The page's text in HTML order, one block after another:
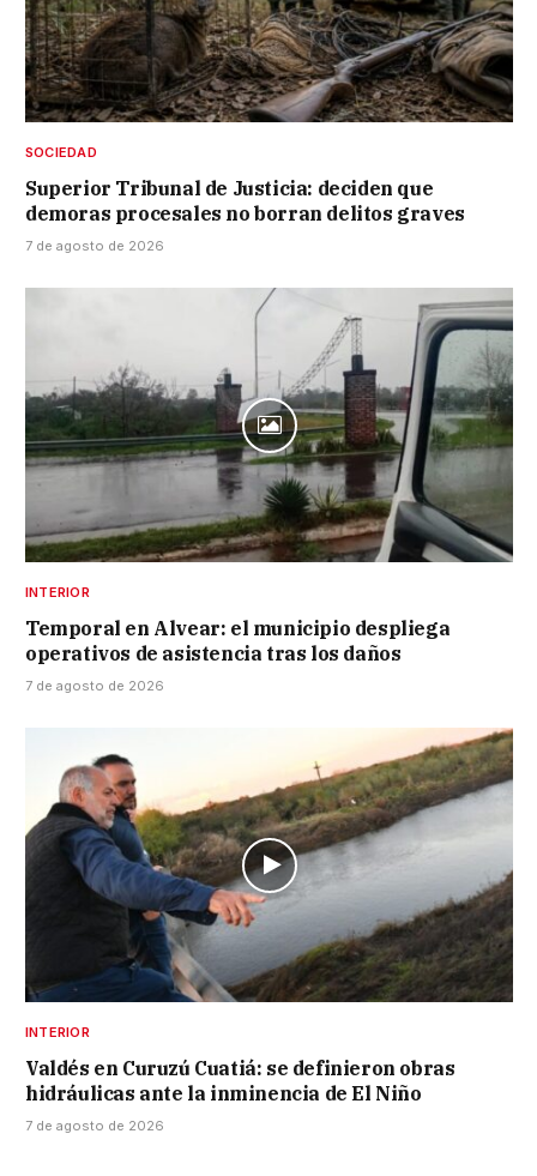
SOCIEDAD
Superior Tribunal de Justicia: deciden que
demoras procesales no borran delitos graves
7 de agosto de 2026
INTERIOR
Temporal en Alvear: el municipio despliega
operativos de asistencia tras los daños
7 de agosto de 2026
INTERIOR
Valdés en Curuzú Cuatiá: se definieron obras
hidráulicas ante la inminencia de El Niño
7 de agosto de 2026